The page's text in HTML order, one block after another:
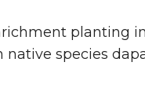
planting
species